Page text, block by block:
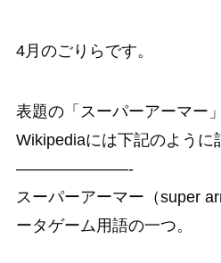
4月のごりらです。
表題の「スーパーアーマー
Wikipediaには下記のように
———————-
スーパーアーマー（super
ータゲーム用語の一つ。